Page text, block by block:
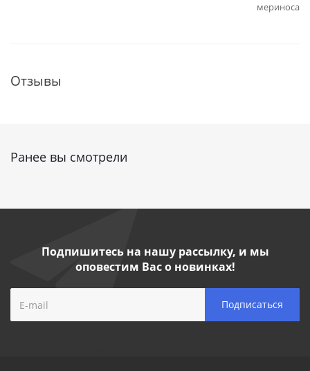
мериноса
Отзывы
Ранее вы смотрели
Подпишитесь на нашу рассылку, и мы
оповестим Вас о новинках!